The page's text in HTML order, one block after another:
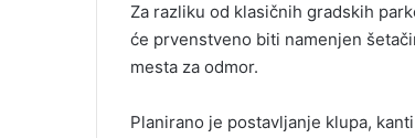
Za razliku od klasičnih gradskih
će prvenstveno biti namenjen
mesta za odmor.
Planirano je postavljanje klupa,